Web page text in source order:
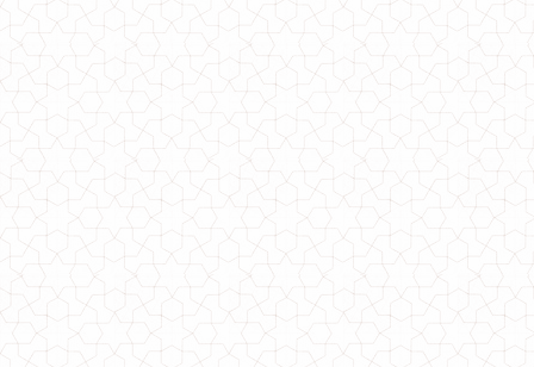
Теплое платье женское из ангоры
500.00грн.